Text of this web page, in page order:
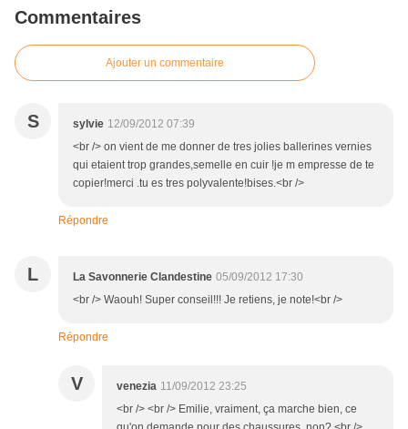
Commentaires
Ajouter un commentaire
S sylvie 12/09/2012 07:39
<br /> on vient de me donner de tres jolies ballerines vernies
qui etaient trop grandes,semelle en cuir !je m empresse de te
copier!merci .tu es tres polyvalente!bises.<br />
Répondre
L La Savonnerie Clandestine 05/09/2012 17:30
<br /> Waouh! Super conseil!!! Je retiens, je note!<br />
Répondre
V venezia 11/09/2012 23:25
<br /> <br /> Emilie, vraiment, ça marche bien, ce